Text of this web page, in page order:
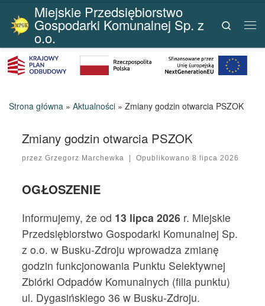
Przejdź do treści
Miejskie Przedsiębiorstwo
Gospodarki Komunalnej Sp. z
o.o.
Search
Strona główna » Aktualności » Zmiany godzin otwarcia PSZOK
Zmiany godzin otwarcia PSZOK
przezGrzegorz Marchewka | Opublikowano 8 lipca 2026
OGŁOSZENIE
Informujemy, że od 13 lipca 2026 r. Miejskie
Przedsiębiorstwo Gospodarki Komunalnej Sp.
z o.o. w Busku-Zdroju wprowadza zmianę
godzin funkcjonowania Punktu Selektywnej
Zbiórki Odpadów Komunalnych (filia punktu)
ul. Dygasińskiego 36 w Busku-Zdroju.